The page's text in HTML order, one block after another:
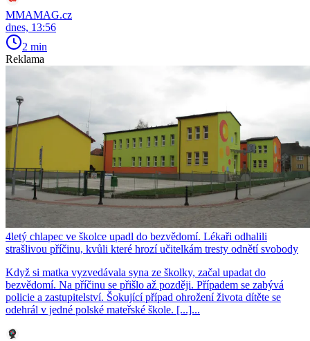
MMAMAG.cz
dnes, 13:56
2 min
Reklama
4letý chlapec ve školce upadl do bezvědomí. Lékaři odhalili
strašlivou příčinu, kvůli které hrozí učitelkám tresty odnětí svobody
Když si matka vyzvedávala syna ze školky, začal upadat do
bezvědomí. Na příčinu se přišlo až později. Případem se zabývá
policie a zastupitelství. Šokující případ ohrožení života dítěte se
odehrál v jedné polské mateřské škole. [...]...